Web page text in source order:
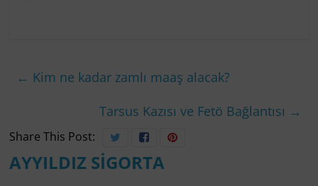
← Kim ne kadar zamlı maaş alacak?
Tarsus Kazısı ve Fetö Bağlantısı →
Share This Post:
AYYILDIZ SİGORTA